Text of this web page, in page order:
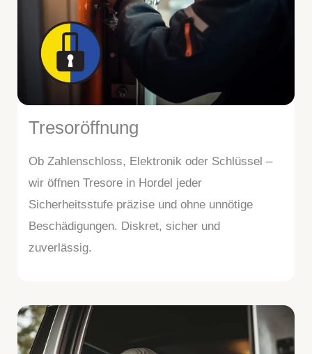
Tresoröffnung
Ob Zahlenschloss, Elektronik oder Schlüssel –
wir öffnen Tresore in Hordel jeder
Sicherheitsstufe präzise und ohne unnötige
Beschädigungen. Diskret, sicher und
zuverlässig.